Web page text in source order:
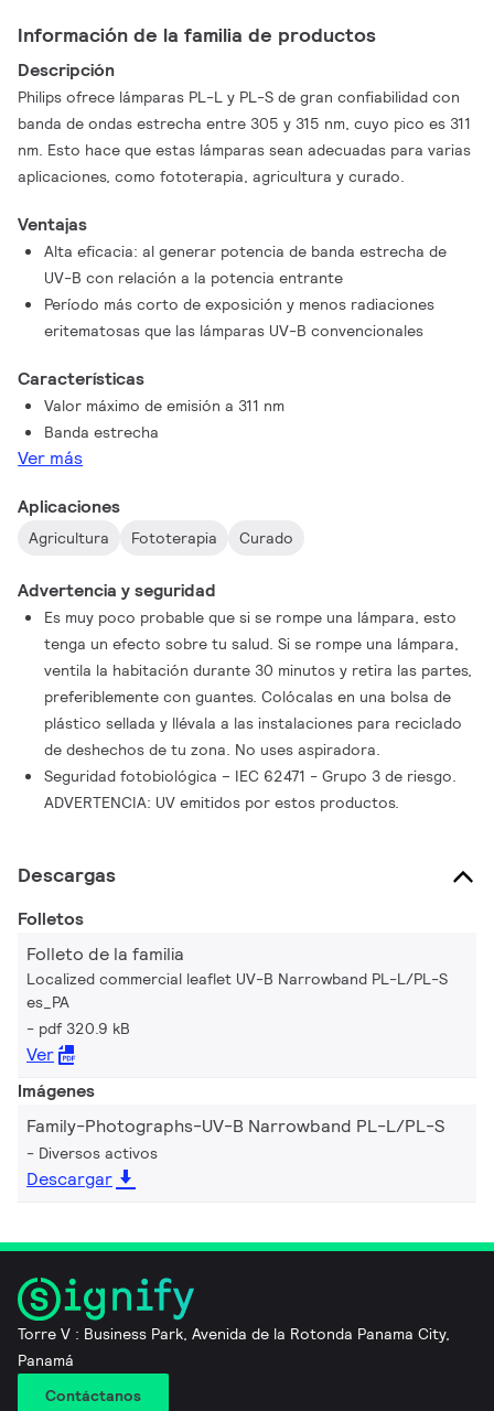
Información de la familia de productos
Descripción
Philips ofrece lámparas PL-L y PL-S de gran confiabilidad con
banda de ondas estrecha entre 305 y 315 nm, cuyo pico es 311
nm. Esto hace que estas lámparas sean adecuadas para varias
aplicaciones, como fototerapia, agricultura y curado.
Ventajas
Alta eficacia: al generar potencia de banda estrecha de
UV-B con relación a la potencia entrante
Período más corto de exposición y menos radiaciones
eritematosas que las lámparas UV-B convencionales
Características
Valor máximo de emisión a 311 nm
Banda estrecha
Ver más
Aplicaciones
Agricultura Fototerapia Curado
Advertencia y seguridad
Es muy poco probable que si se rompe una lámpara, esto
tenga un efecto sobre tu salud. Si se rompe una lámpara,
ventila la habitación durante 30 minutos y retira las partes,
preferiblemente con guantes. Colócalas en una bolsa de
plástico sellada y llévala a las instalaciones para reciclado
de deshechos de tu zona. No uses aspiradora.
Seguridad fotobiológica – IEC 62471 - Grupo 3 de riesgo.
ADVERTENCIA: UV emitidos por estos productos.
Descargas
Folletos
Folleto de la familia
Localized commercial leaflet UV-B Narrowband PL-L/PL-S
es_PA
pdf 320.9 kB
Ver
Imágenes
Family-Photographs-UV-B Narrowband PL-L/PL-S
Diversos activos
Descargar
Torre V : Business Park, Avenida de la Rotonda Panama City,
Panamá
Contáctanos